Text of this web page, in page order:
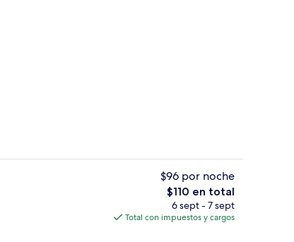
Playa en los alrededores
$96 por noche
El
precio
total
$110 en total
6 sept - 7 sept
Total con impuestos y cargos